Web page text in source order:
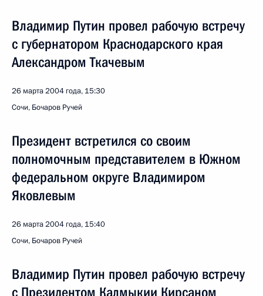
Владимир Путин провел рабочую встречу
с губернатором Краснодарского края
Александром Ткачевым
26 марта 2004 года, 15:30
Сочи, Бочаров Ручей
Президент встретился со своим
полномочным представителем в Южном
федеральном округе Владимиром
Яковлевым
26 марта 2004 года, 15:40
Сочи, Бочаров Ручей
Владимир Путин провел рабочую встречу
с Президентом Калмыкии Кирсаном